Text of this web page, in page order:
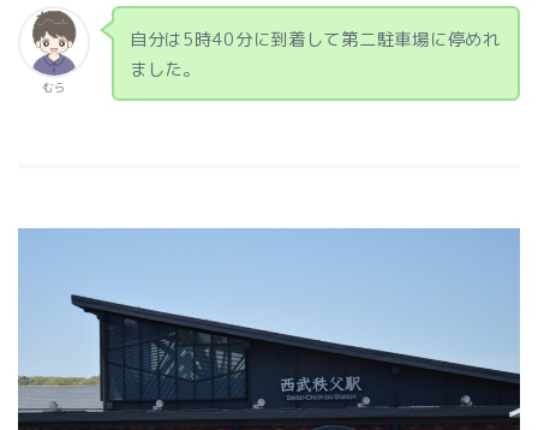
むら
自分は5時40分に到着して第二駐車場に停めれ
ました。